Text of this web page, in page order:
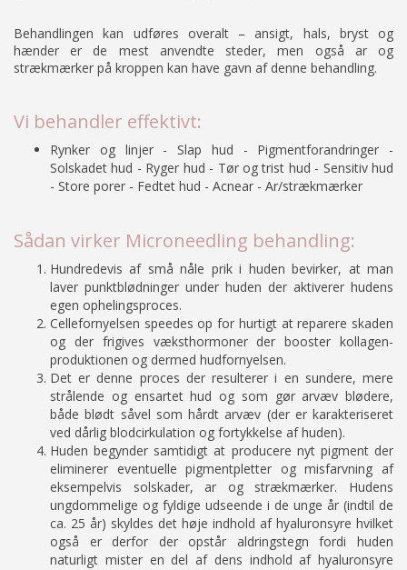
Behandlingen kan udføres overalt – ansigt, hals, bryst og
hænder er de mest anvendte steder, men også ar og
strækmærker på kroppen kan have gavn af denne behandling.
Vi behandler effektivt:
Rynker og linjer - Slap hud - Pigmentforandringer -
Solskadet hud - Ryger hud - Tør og trist hud - Sensitiv hud
- Store porer - Fedtet hud - Acnear - Ar/strækmærker
Sådan virker Microneedling behandling:
Hundredevis af små nåle prik i huden bevirker, at man
laver punktblødninger under huden der aktiverer hudens
egen ophelingsproces.
Cellefornyelsen speedes op for hurtigt at reparere skaden
og der frigives væksthormoner der booster kollagen-
produktionen og dermed hudfornyelsen.
Det er denne proces der resulterer i en sundere, mere
strålende og ensartet hud og som gør arvæv blødere,
både blødt såvel som hårdt arvæv (der er karakteriseret
ved dårlig blodcirkulation og fortykkelse af huden).
Huden begynder samtidigt at producere nyt pigment der
eliminerer eventuelle pigmentpletter og misfarvning af
eksempelvis solskader, ar og strækmærker. Hudens
ungdommelige og fyldige udseende i de unge år (indtil de
ca. 25 år) skyldes det høje indhold af hyaluronsyre hvilket
også er derfor der opstår aldringstegn fordi huden
naturligt mister en del af dens indhold af hyaluronsyre